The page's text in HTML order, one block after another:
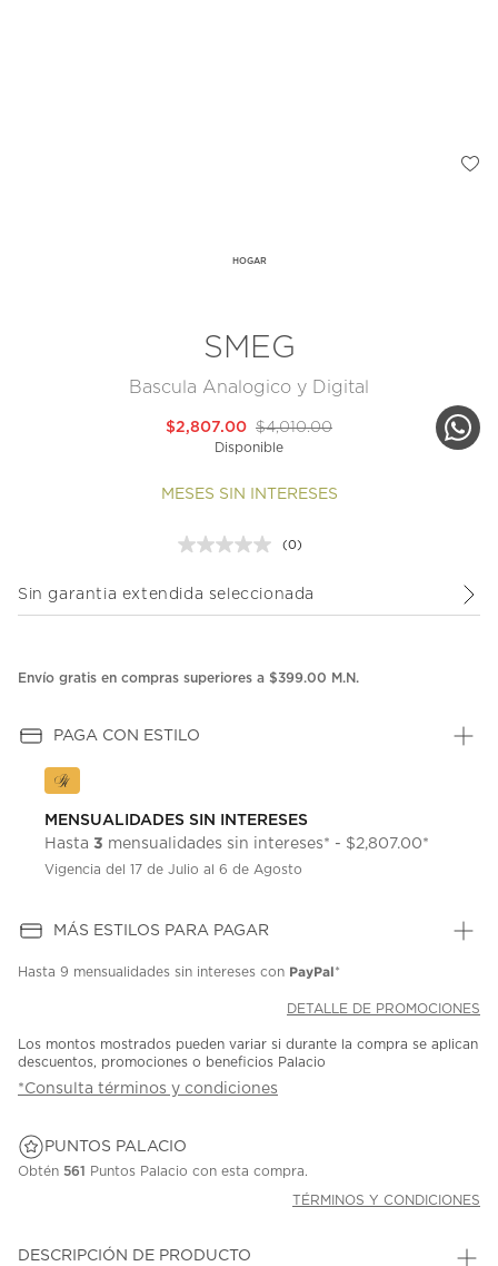
HOGAR
SMEG
Bascula Analogico y Digital
$4,010.00
$2,807.00
Disponible
MESES SIN INTERESES
Sin
Enlace
(0)
Sin garantia extendida seleccionada
Envío gratis en compras superiores a $399.00 M.N.
PAGA CON ESTILO
MENSUALIDADES SIN INTERESES
Hasta 3 mensualidades sin intereses* - $2,807.00*
Vigencia del 17 de Julio al 6 de Agosto
MÁS ESTILOS PARA PAGAR
Hasta 9 mensualidades sin intereses con PayPal*
DETALLE DE PROMOCIONES
Los montos mostrados pueden variar si durante la compra se aplican
descuentos, promociones o beneficios Palacio
*Consulta términos y condiciones
PUNTOS PALACIO
Obtén 561 Puntos Palacio con esta compra.
TÉRMINOS Y CONDICIONES
DESCRIPCIÓN DE PRODUCTO